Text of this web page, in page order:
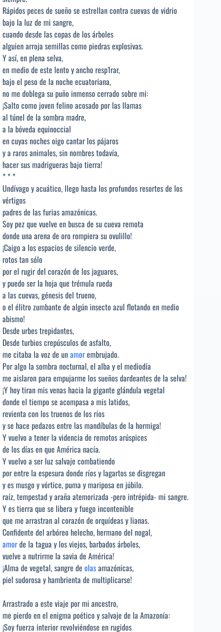
Rápidos peces de sueño se estrellan contra cuevas de vidrio
bajo la luz de mi sangre,
cuando desde las copas de los árboles
alguien arroja semillas como piedras explosivas.
Y así, en plena selva,
en medio de este lento y ancho resp1rar,
bajo el peso de la noche ecuatoriana,
no me doblega su puño inmenso cerrado sobre mi:
¡Salto como joven felino acosado por las llamas
al túnel de la sombra madre,
a la bóveda equinoccial
en cuyas noches oigo cantar los pájaros
y a raros animales, sin nombres todavía,
hacer sus madrigueras bajo tierra!
* * *
Undívago y acuático, llego hasta los profundos resortes de los
vértigos
padres de las furias amazónicas.
Soy pez que vuelve en busca de su cueva remota
donde una arena de oro rompiera su ovulillo!
¡Caigo a los espacios de silencio verde,
rotos tan sólo
por el rugir del corazón de los jaguares,
y puedo ser la hoja que trémula rueda
a las cuevas, génesis del trueno,
o el élitro zumbante de algún insecto azul flotando en medio
abismo!
Desde urbes trepidantes,
Desde turbios crepúsculos de asfalto,
me citaba la voz de unamorembrujado.
Por algo la sombra nocturnal, el alba y el mediodía
me aislaron para empujarme los sueños dardeantes de la selva!
¡Y hoy tiran mis venas hacia la gigante glándula vegetal
donde el tiempo se acompasa a mis latidos,
revienta con los truenos de los ríos
y se hace pedazos entre las mandíbulas de la hormiga!
Y vuelvo a tener la videncia de remotos arúspices
de los días en que América nacía.
Y vuelvo a ser luz salvaje combatiendo
por entre la espesura donde ríos y lagartos se disgregan
y es musgo y vórtice, puma y mariposa en júbilo.
raíz, tempestad y araña atemorizada -pero intrépida- mi sangre.
Y es tierra que se libera y fuego incontenible
que me arrastran al corazón de orquídeas y lianas.
Confidente del arbóreo helecho, hermano del nogal,
amorde la tagua y los viejos, barbados árboles,
vuelve a nutrirme la savia de América!
¡Alma de vegetal, sangre de olasamazónicas,
piel sudorosa y hambrienta de multiplicarse!
Arrastrado a este viaje por mi ancestro,
me pierdo en el enigma poético y salvaje de la Amazonía:
¡Soy fuerza interior revolviéndose en rugidos